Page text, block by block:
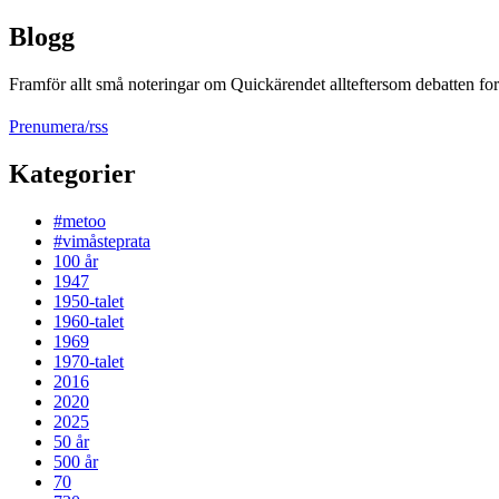
Blogg
Framför allt små noteringar om Quickärendet allteftersom debatten
Prenumera/rss
Kategorier
#metoo
#vimåsteprata
100 år
1947
1950-talet
1960-talet
1969
1970-talet
2016
2020
2025
50 år
500 år
70